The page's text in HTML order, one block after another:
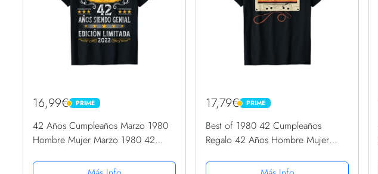
16,99€ PRIME
PRIME
42 Años Cumpleaños Marzo 1980
Hombre Mujer Marzo 1980 42
17,79€ PRIME
PRIME
Best of 1980 42 Cumpleaños
Regalo 42 Años Hombre Mujer